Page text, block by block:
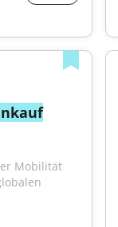
Mobilität